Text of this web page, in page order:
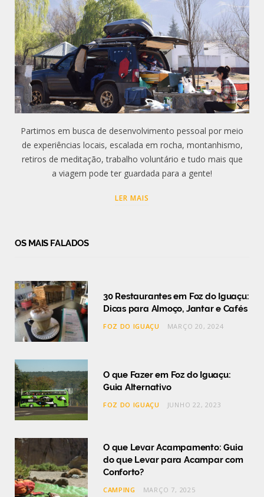
Partimos em busca de desenvolvimento pessoal por meio
de experiências locais, escalada em rocha, montanhismo,
retiros de meditação, trabalho voluntário e tudo mais que
a viagem pode ter guardada para a gente!
LER MAIS
OS MAIS FALADOS
30 Restaurantes em Foz do Iguaçu:
Dicas para Almoço, Jantar e Cafés
FOZ DO IGUAÇU MARÇO 20, 2024
O que Fazer em Foz do Iguaçu:
Guia Alternativo
FOZ DO IGUAÇU JUNHO 22, 2023
O que Levar Acampamento: Guia
do que Levar para Acampar com
Conforto?
CAMPING MARÇO 7, 2025